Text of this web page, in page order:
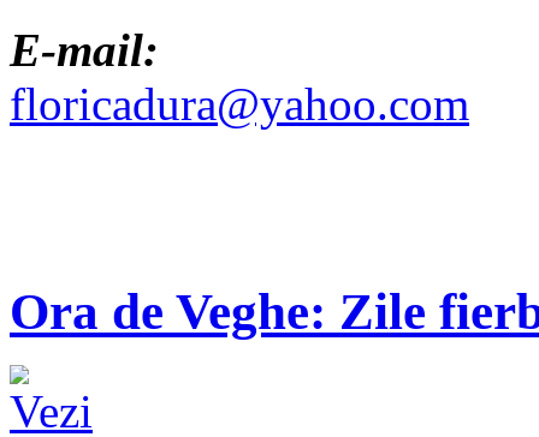
E-mail:
floricadura@yahoo.com
Ora de Veghe: Zile